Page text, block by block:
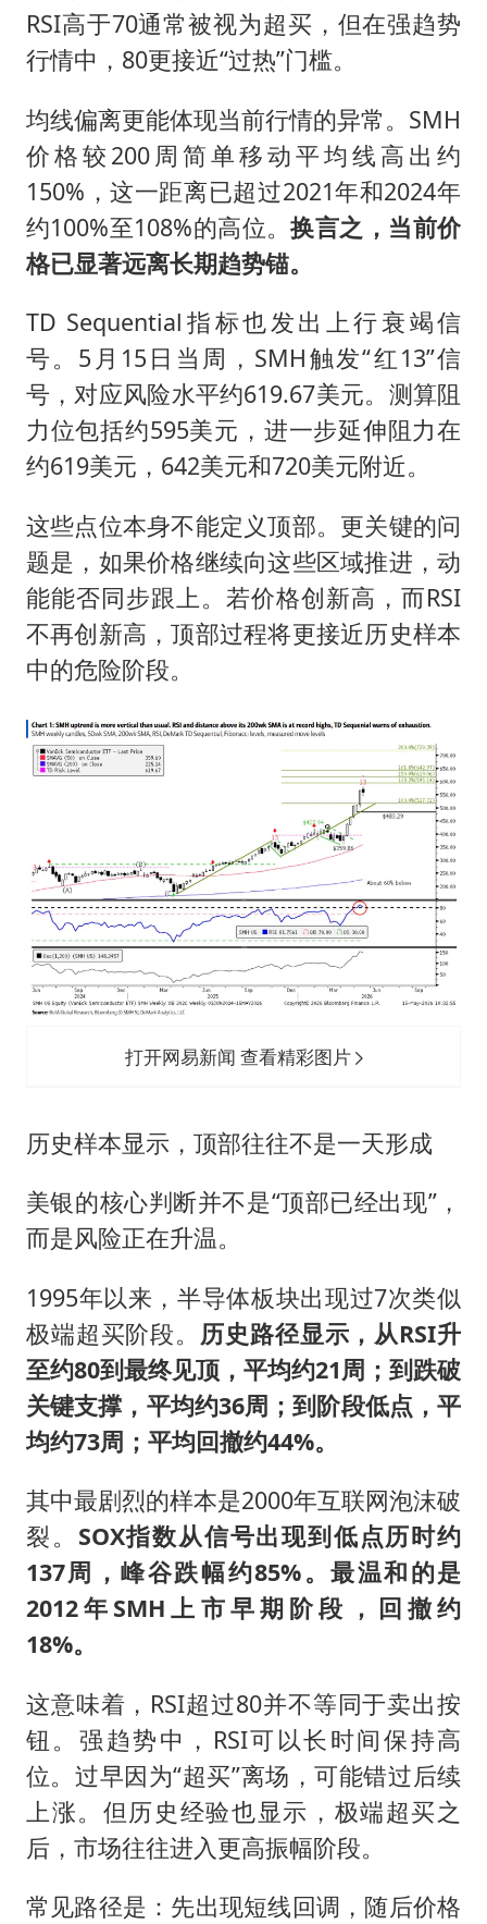
RSI高于70通常被视为超买，但在强趋势
行情中，80更接近“过热”门槛。
均线偏离更能体现当前行情的异常。SMH
价格较200周简单移动平均线高出约
150%，这一距离已超过2021年和2024年
约100%至108%的高位。换言之，当前价
格已显著远离长期趋势锚。
TD Sequential指标也发出上行衰竭信
号。5月15日当周，SMH触发“红13”信
号，对应风险水平约619.67美元。测算阻
力位包括约595美元，进一步延伸阻力在
约619美元，642美元和720美元附近。
这些点位本身不能定义顶部。更关键的问
题是，如果价格继续向这些区域推进，动
能能否同步跟上。若价格创新高，而RSI
不再创新高，顶部过程将更接近历史样本
中的危险阶段。
打开网易新闻 查看精彩图片
历史样本显示，顶部往往不是一天形成
美银的核心判断并不是“顶部已经出现”，
而是风险正在升温。
1995年以来，半导体板块出现过7次类似
极端超买阶段。 历史路径显示，从RSI升
至约80到最终见顶，平均约21周；到跌破
关键支撑，平均约36周；到阶段低点，平
均约73周；平均回撤约44%。
其中最剧烈的样本是2000年互联网泡沫破
裂。 SOX指数从信号出现到低点历时约
137周，峰谷跌幅约85%。最温和的是
2012年SMH上市早期阶段，回撤约
18%。
这意味着，RSI超过80并不等同于卖出按
钮。强趋势中，RSI可以长时间保持高
位。过早因为“超买”离场，可能错过后续
上涨。但历史经验也显示，极端超买之
后，市场往往进入更高振幅阶段。
常见路径是：先出现短线回调，随后价格